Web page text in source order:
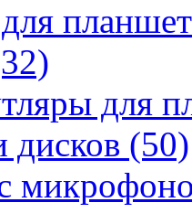
для
дисков (50)